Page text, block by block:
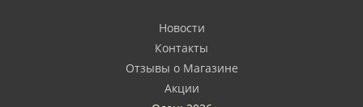
Новости
Контакты
Отзывы о Магазине
Акции